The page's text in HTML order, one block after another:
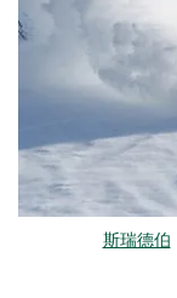
斯瑞德伯